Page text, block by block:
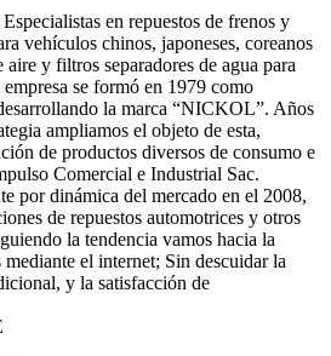
en repuestos de frenos y
vehículos chinos, japoneses, coreanos
y filtros separadores de agua para
se formó en 1979 como
la marca “NICKOL”. Años
ampliamos el objeto de esta,
de productos diversos de consumo e
Comercial e Industrial Sac.
por dinámica del mercado en el 2008,
de repuestos automotrices y otros
la tendencia vamos hacia la
el internet; Sin descuidar la
y la satisfacción de